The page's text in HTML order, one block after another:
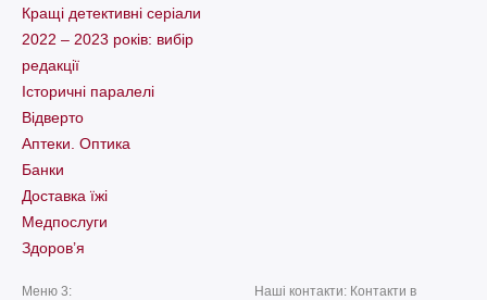
Кращі детективні серіали
2022 – 2023 років: вибір
редакції
Історичні паралелі
Відверто
Аптеки. Оптика
Банки
Доставка їжі
Медпослуги
Здоров’я
Меню 3: Наші контакти: Контакти в